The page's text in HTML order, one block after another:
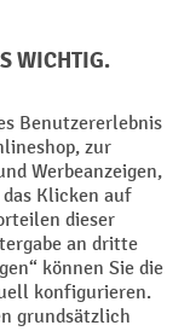
Versandkostenund ggf.